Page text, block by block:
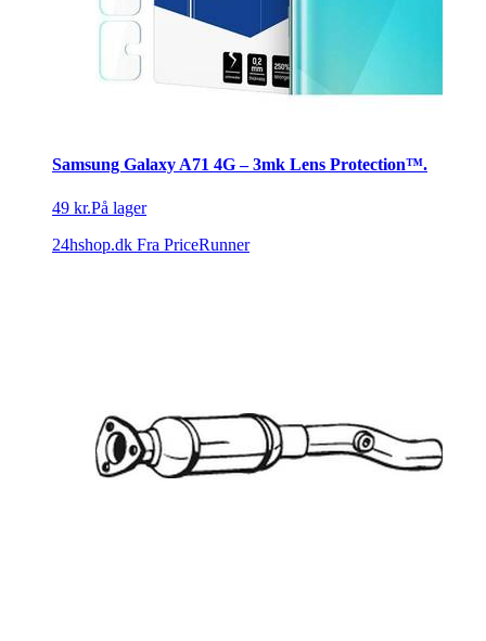
Samsung Galaxy A71 4G – 3mk Lens Protection™.
49 kr.På lager
24hshop.dk Fra PriceRunner